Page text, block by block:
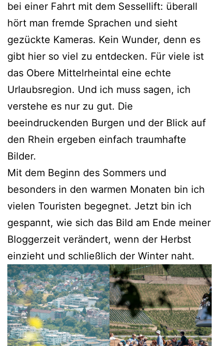
bei einer Fahrt mit dem Sessellift: überall
hört man fremde Sprachen und sieht
gezückte Kameras. Kein Wunder, denn es
gibt hier so viel zu entdecken. Für viele ist
das Obere Mittelrheintal eine echte
Urlaubsregion. Und ich muss sagen, ich
verstehe es nur zu gut. Die
beeindruckenden Burgen und der Blick auf
den Rhein ergeben einfach traumhafte
Bilder.
Mit dem Beginn des Sommers und
besonders in den warmen Monaten bin ich
vielen Touristen begegnet. Jetzt bin ich
gespannt, wie sich das Bild am Ende meiner
Bloggerzeit verändert, wenn der Herbst
einzieht und schließlich der Winter naht.